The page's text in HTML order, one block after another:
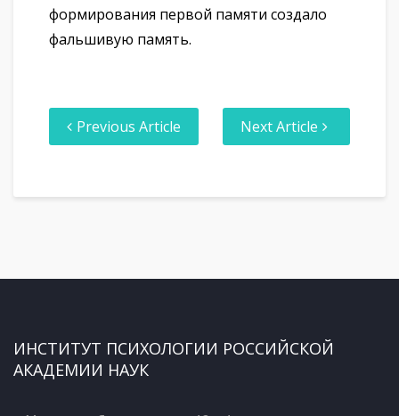
формирования первой памяти создало
фальшивую память.
Previous Article Next Article
ИНСТИТУТ ПСИХОЛОГИИ РОССИЙСКОЙ
АКАДЕМИИ НАУК